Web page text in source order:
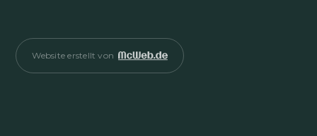
Website erstellt von